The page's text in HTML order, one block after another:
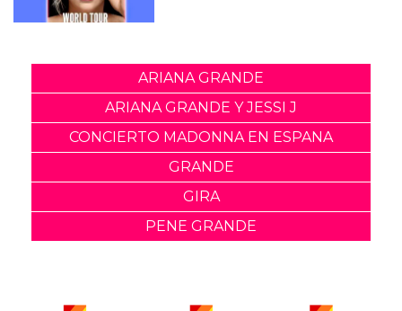
ARIANA GRANDE
ARIANA GRANDE Y JESSI J
CONCIERTO MADONNA EN ESPANA
GRANDE
GIRA
PENE GRANDE